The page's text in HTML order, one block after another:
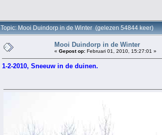
Topic: Mooi Duindorp in de Winter (gelezen 54844 keer)
Mooi Duindorp in de Winter
« Gepost op: Februari 01, 2010, 15:27:01 »
1-2-2010, Sneeuw in de duinen.